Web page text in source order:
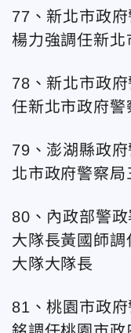
77、新北市政
楊力強調任新北
78、新北市政
任新北市政府
79、澎湖縣政
北市政府警察局
80、內政部警
大隊長黃國師
大隊大隊長
81、桃園市政